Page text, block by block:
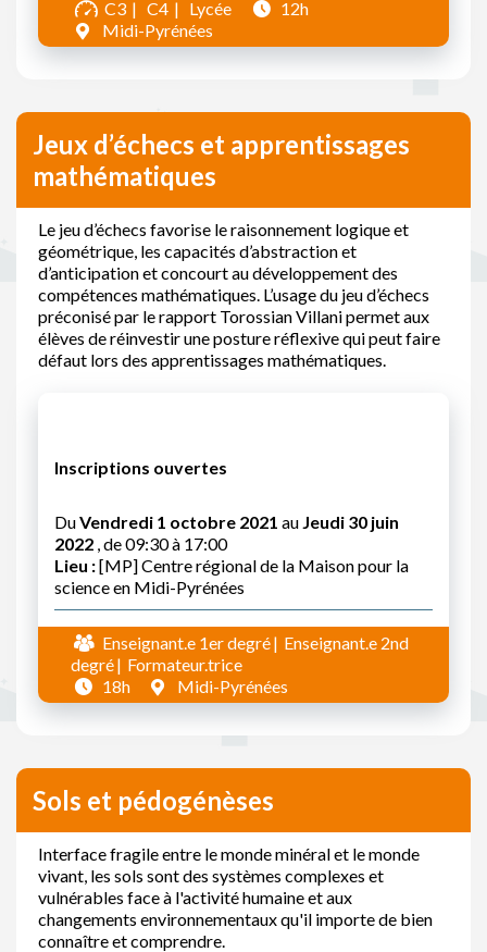
C3 C4 Lycée
12h
Midi-Pyrénées
Jeux d’échecs et apprentissages
mathématiques
Le jeu d’échecs favorise le raisonnement logique et
géométrique, les capacités d’abstraction et
d’anticipation et concourt au développement des
compétences mathématiques. L’usage du jeu d’échecs
préconisé par le rapport Torossian Villani permet aux
élèves de réinvestir une posture réflexive qui peut faire
défaut lors des apprentissages mathématiques.
Inscriptions ouvertes
DuVendredi 1 octobre 2021 au Jeudi 30 juin
2022 , de 09:30 à 17:00
Lieu :[MP] Centre régional de la Maison pour la
science en Midi-Pyrénées
Enseignant.e 1er degré
Enseignant.e 2nd
degré
Formateur.trice
18h
Midi-Pyrénées
Sols et pédogénèses
Interface fragile entre le monde minéral et le monde
vivant, les sols sont des systèmes complexes et
vulnérables face à l'activité humaine et aux
changements environnementaux qu'il importe de bien
connaître et comprendre.